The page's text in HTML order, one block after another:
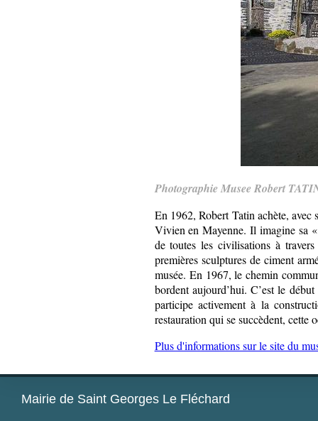
Photographie Musee Robert
En 1962, Robert Tatin achète,
Vivien en Mayenne. Il imagine sa
de toutes les civilisations à
premières sculptures de ciment
musée. En 1967, le chemin
bordent aujourd’hui. C’est le
participe activement à la
restauration qui se succèdent, cette
Plus d'informations sur le site du
Mairie de Saint Georges Le Fléchard